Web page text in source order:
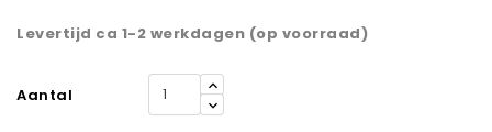
Levertijd ca 1-2 werkdagen (op voorraad)
Aantal